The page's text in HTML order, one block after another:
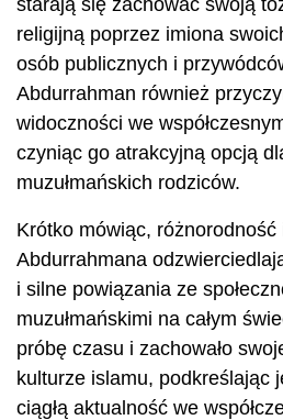
starają się zachować swoją
religijną poprzez imiona
osób publicznych i
Abdurrahman również
widoczności we
czyniąc go atrakcyjną opcją
muzułmańskich rodziców.
Krótko mówiąc,
Abdurrahmana
i silne powiązania ze
muzułmańskimi na całym
próbę czasu i zachowało
kulturze islamu, podkreślając
ciągłą aktualność we